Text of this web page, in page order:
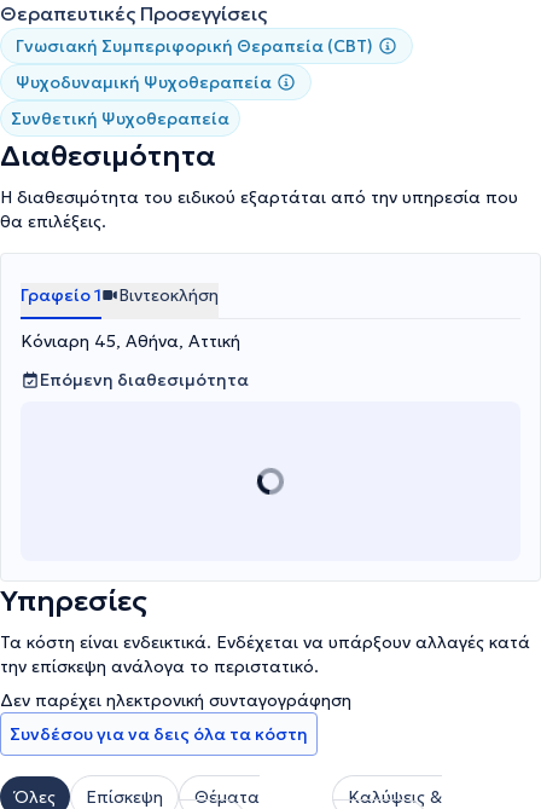
Θεραπευτικές Προσεγγίσεις
Γνωσιακή Συμπεριφορική Θεραπεία (CBT)
Ψυχοδυναμική Ψυχοθεραπεία
Συνθετική Ψυχοθεραπεία
Διαθεσιμότητα
Η διαθεσιμότητα του ειδικού εξαρτάται από την υπηρεσία που
θα επιλέξεις.
Γραφείο 1 Βιντεοκλήση
Κόνιαρη 45, Αθήνα, Αττική
Επόμενη διαθεσιμότητα
Υπηρεσίες
Τα κόστη είναι ενδεικτικά. Ενδέχεται να υπάρξουν αλλαγές κατά
την επίσκεψη ανάλογα το περιστατικό.
Δεν παρέχει ηλεκτρονική συνταγογράφηση
Συνδέσου για να δεις όλα τα κόστη
Όλες Επίσκεψη
Θέματα
Καλύψεις &